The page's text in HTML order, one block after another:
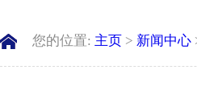
您的位置: 主页 > 新闻中心